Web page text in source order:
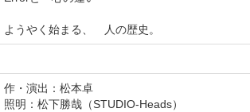
ようやく始まる、 人の歴史。
作・演出：松本卓
照明：松下勝哉（STUDIO-Heads）